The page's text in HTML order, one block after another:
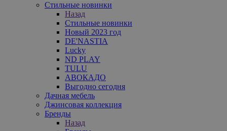
Стильные новинки
Назад
Стильные новинки
Новый 2023 год
DE'NASTIA
Lucky
ND PLAY
TULU
АВОКАДО
Выгодно сегодня
Дачная мебель
Джинсовая коллекция
Бренды
Назад